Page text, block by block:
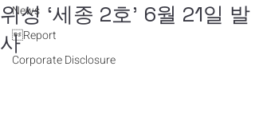
News
Report
Corporate Disclosure
위성 ‘세종 2호’ 6월 21일 발
사